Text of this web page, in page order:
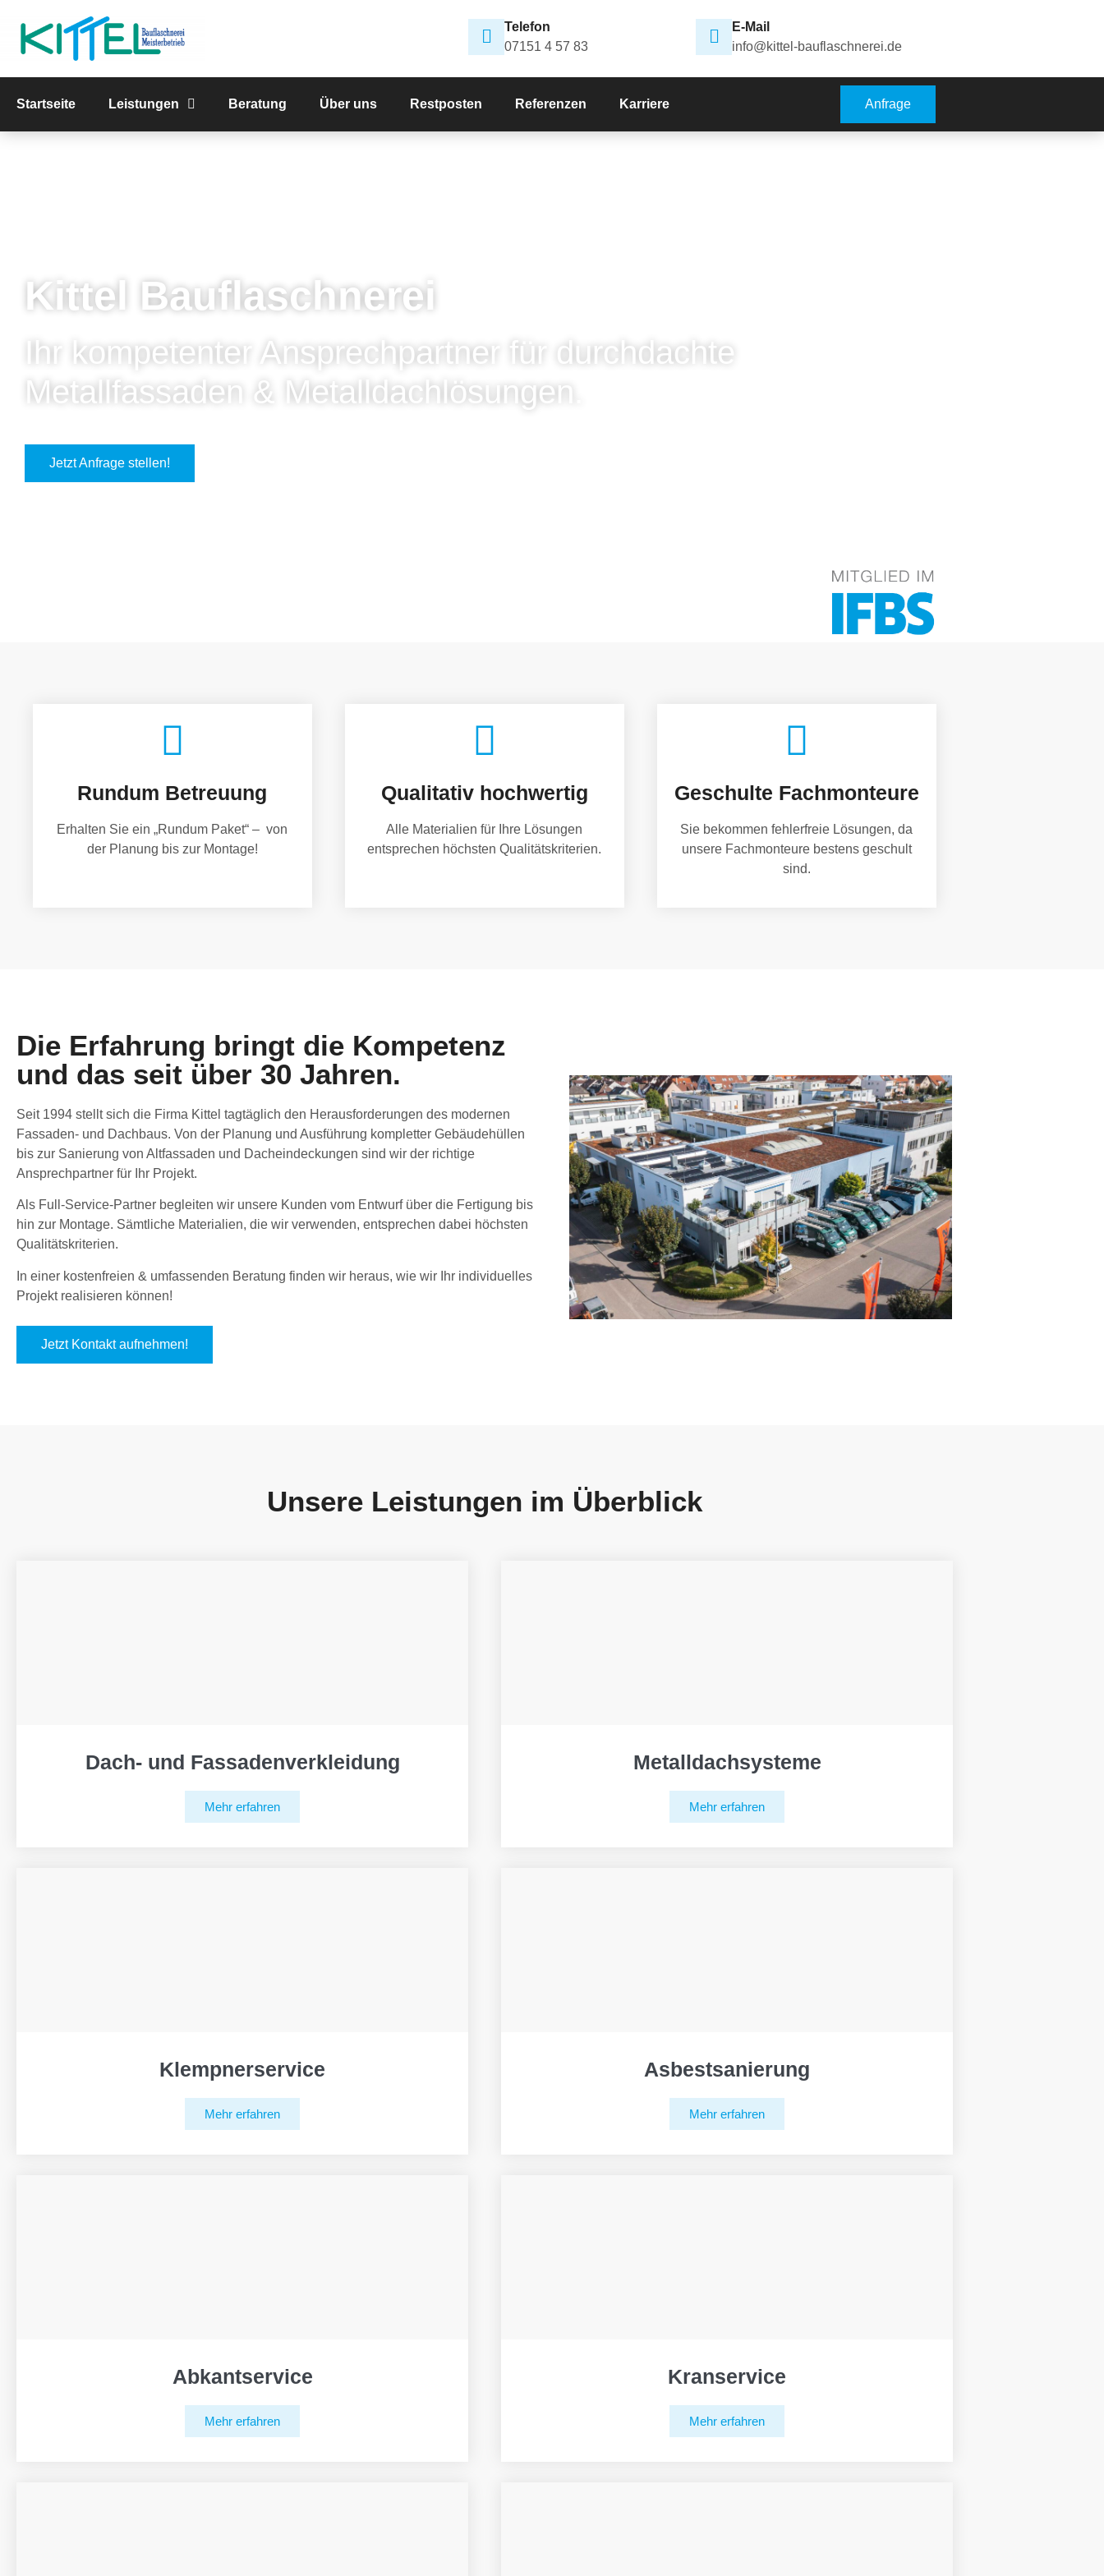
Telefon
07151 4 57 83
E-Mail
info@kittel-bauflaschnerei.de
Startseite Leistungen Beratung Über uns Restposten Referenzen Karriere Anfrage
Kittel Bauflaschnerei
Ihr kompetenter Ansprechpartner für durchdachte
Metallfassaden & Metalldachlösungen.
Jetzt Anfrage stellen!
Rundum Betreuung
Erhalten Sie ein „Rundum Paket“ – von
der Planung bis zur Montage!
Qualitativ hochwertig
Alle Materialien für Ihre Lösungen
entsprechen höchsten Qualitätskriterien.
Geschulte Fachmonteure
Sie bekommen fehlerfreie Lösungen, da
unsere Fachmonteure bestens geschult
sind.
Die Erfahrung bringt die Kompetenz
und das seit über 30 Jahren.
Seit 1994 stellt sich die Firma Kittel tagtäglich den Herausforderungen des modernen
Fassaden- und Dachbaus. Von der Planung und Ausführung kompletter Gebäudehüllen
bis zur Sanierung von Altfassaden und Dacheindeckungen sind wir der richtige
Ansprechpartner für Ihr Projekt.
Als Full-Service-Partner begleiten wir unsere Kunden vom Entwurf über die Fertigung bis
hin zur Montage. Sämtliche Materialien, die wir verwenden, entsprechen dabei höchsten
Qualitätskriterien.
In einer kostenfreien & umfassenden Beratung finden wir heraus, wie wir Ihr individuelles
Projekt realisieren können!
Jetzt Kontakt aufnehmen!
Unsere Leistungen im Überblick
Dach- und Fassadenverkleidung
Mehr erfahren
Metalldachsysteme
Mehr erfahren
Klempnerservice
Mehr erfahren
Asbestsanierung
Mehr erfahren
Abkantservice
Mehr erfahren
Kranservice
Mehr erfahren